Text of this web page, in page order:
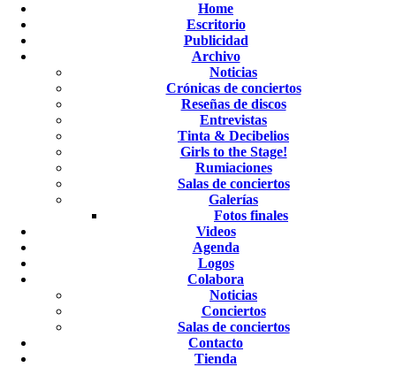
Home
Escritorio
Publicidad
Archivo
Noticias
Crónicas de conciertos
Reseñas de discos
Entrevistas
Tinta & Decibelios
Girls to the Stage!
Rumiaciones
Salas de conciertos
Galerías
Fotos finales
Videos
Agenda
Logos
Colabora
Noticias
Conciertos
Salas de conciertos
Contacto
Tienda